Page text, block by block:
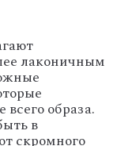
лаконичным
образа.
в
скромного